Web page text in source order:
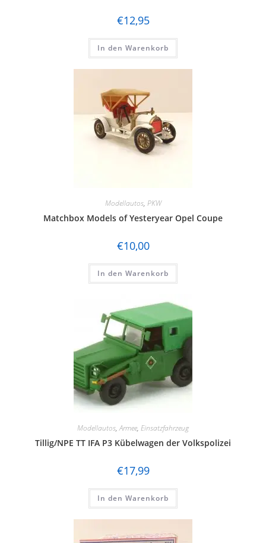
€12,95
In den Warenkorb
Modellautos, PKW
Matchbox Models of Yesteryear Opel Coupe
€10,00
In den Warenkorb
Modellautos,Armee, Einsatzfahrzeug
Tillig/NPE TT IFA P3 Kübelwagen der Volkspolizei
€17,99
In den Warenkorb